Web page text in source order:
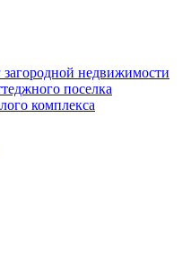
загородной недвижимости
поселка
комплекса